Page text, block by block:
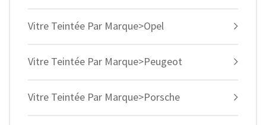
Vitre Teintée Par Marque>Opel
Vitre Teintée Par Marque>Peugeot
Vitre Teintée Par Marque>Porsche